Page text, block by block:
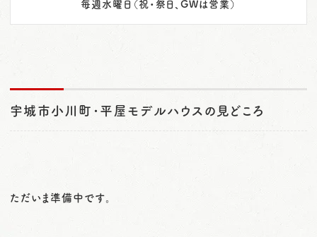
毎週水曜日（祝・祭日、GWは営業）
宇城市小川町･平屋モデルハウスの見どころ
ただいま準備中です。